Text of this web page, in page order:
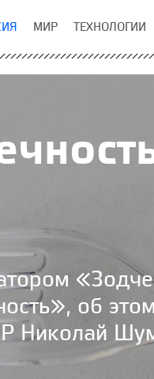
МИР ТЕХНОЛОГИИ
об
Николай